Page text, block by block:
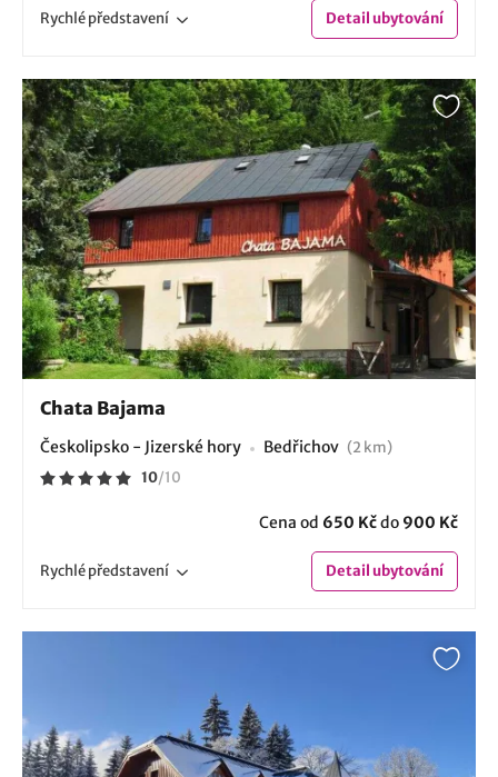
Rychlépředstavení Detailubytování
Chata Bajama
Českolipsko - Jizerské hory Bedřichov (2 km)
10/10
Cena od 650 Kčdo 900 Kč
Rychlépředstavení Detailubytování